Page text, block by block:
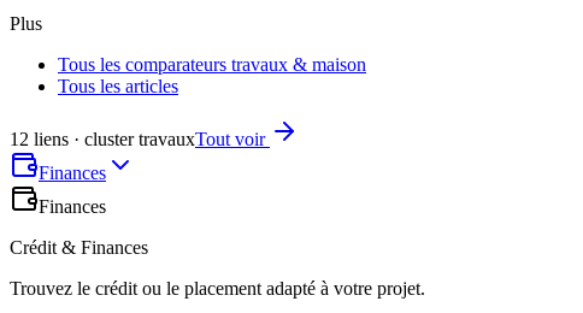
Plus
Tous les comparateurs travaux & maison
Tous les articles
12 liens · cluster travauxTout voir
Finances
Finances
Crédit & Finances
Trouvez le crédit ou le placement adapté à votre projet.